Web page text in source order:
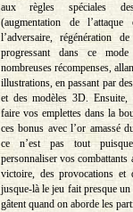
aux règles spéciales
(augmentation de
l’adversaire, régénération
progressant dans ce
nombreuses récompenses,
illustrations, en passant par
et des modèles 3D. Ensuite,
faire vos emplettes dans la
ces bonus avec l’or amassé
ce n’est pas tout
personnaliser vos combattants
victoire, des provocations et
jusque-là le jeu fait presque
gâtent quand on aborde les